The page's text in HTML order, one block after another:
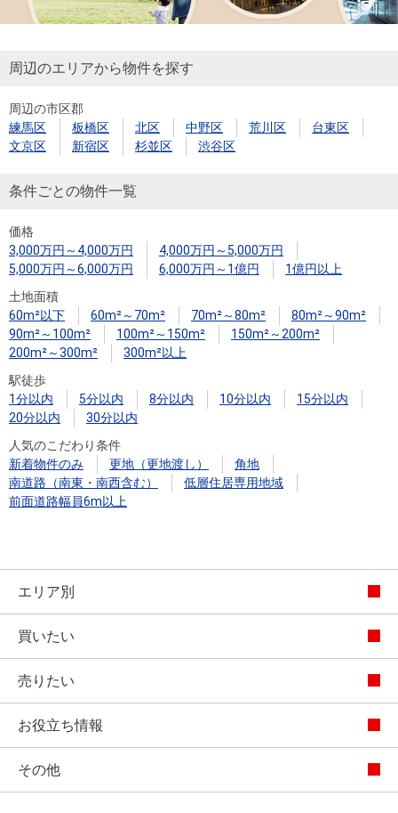
周辺のエリアから物件を探す
周辺の市区郡
練馬区
板橋区 北区 中野区 荒川区
台東区
文京区
新宿区 杉並区 渋谷区
条件ごとの物件一覧
価格
3,000万円～4,000万円
4,000万円～5,000万円
5,000万円～6,000万円
6,000万円～1億円
1億円以上
土地面積
60m²以下
60m²～70m² 70m²～80m²
80m²～90m²
90m²～100m²
100m²～150m²
150m²～200m²
200m²～300m²
300m²以上
駅徒歩
1分以内
5分以内 8分以内 10分以内
15分以内
20分以内
30分以内
人気のこだわり条件
新着物件のみ
更地（更地渡し）
角地
南道路（南東・南西含む）
低層住居専用地域
前面道路幅員6m以上
エリア別
買いたい
売りたい
お役立ち情報
その他